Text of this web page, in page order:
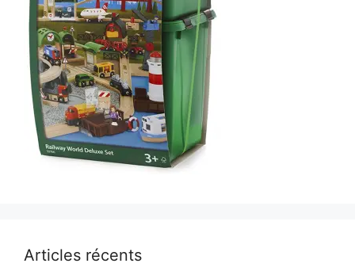
Articles récents